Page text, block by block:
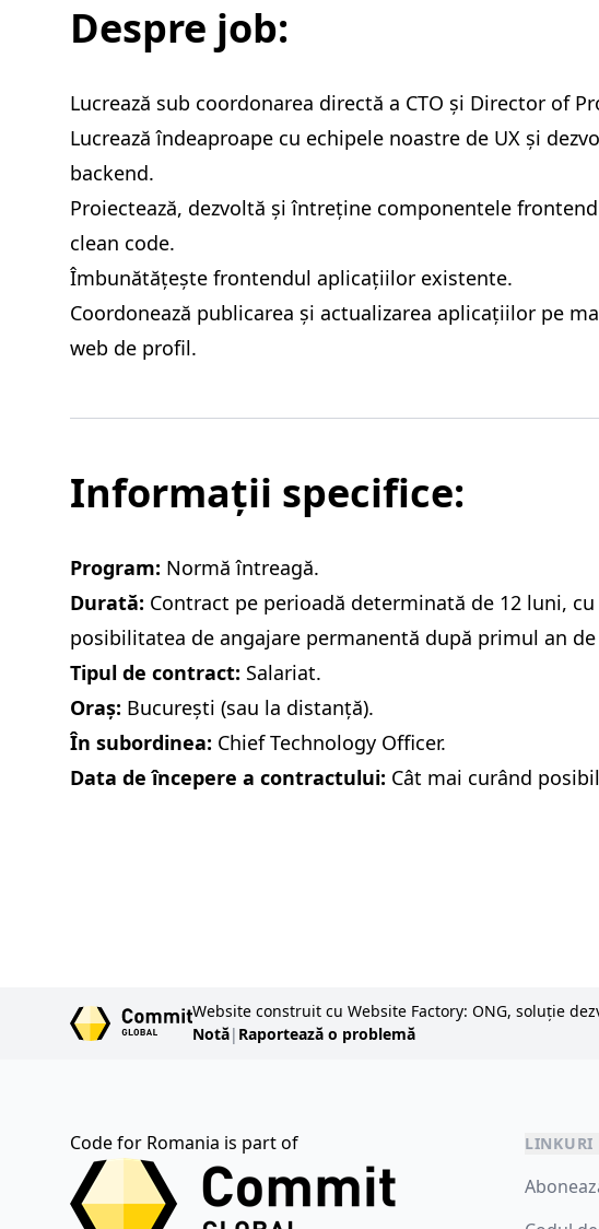
Despre job:
Lucrează sub coordonarea directă a CTO și Director of
Lucrează îndeaproape cu echipele noastre de UX și
backend.
Proiectează, dezvoltă și întreține componentele
clean code.
Îmbunătățește frontendul aplicațiilor existente.
Coordonează publicarea și actualizarea aplicațiilor pe
web de profil.
Informații specifice:
Program: Normă întreagă.
Durată: Contract pe perioadă determinată de 12 luni, cu
posibilitatea de angajare permanentă după primul an
Tipul de contract: Salariat.
Oraș: București (sau la distanță).
În subordinea: Chief Technology Officer.
Data de începere a contractului: Cât mai curând
Website construit cu Website Factory: ONG, soluție
Notă| Raportează o problemă
Code for Romania is part of LINKURI